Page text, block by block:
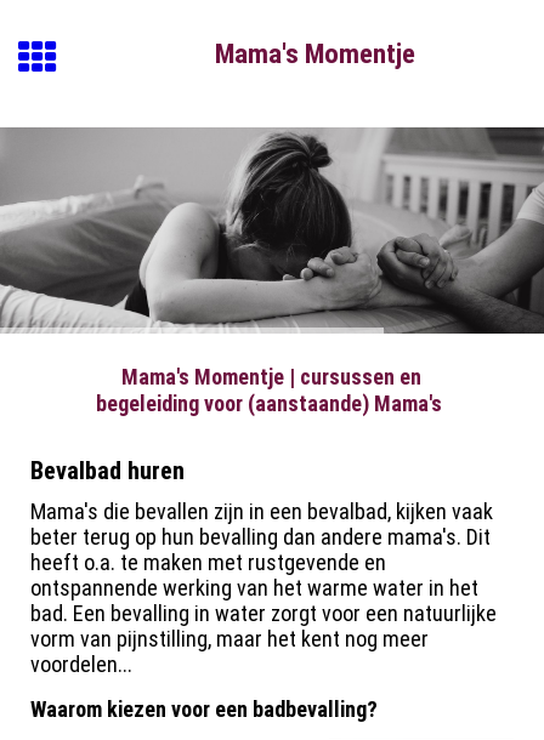
Mama's Momentje
Mama's Momentje | cursussen en
begeleiding voor (aanstaande) Mama's
Bevalbad huren
Mama's die bevallen zijn in een bevalbad, kijken vaak
beter terug op hun bevalling dan andere mama's. Dit
heeft o.a. te maken met rustgevende en
ontspannende werking van het warme water in het
bad. Een bevalling in water zorgt voor een natuurlijke
vorm van pijnstilling, maar het kent nog meer
voordelen...
Waarom kiezen voor een badbevalling?